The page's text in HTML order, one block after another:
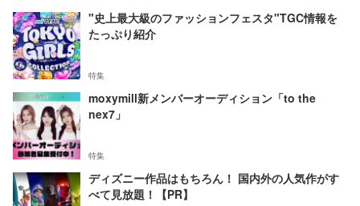
"史上最大級のファッションフェスタ"TGC情報を
たっぷり紹介
特集
moxymill新メンバーオーディション「to the
nex7」
特集
ディズニー作品はもちろん！ 国内外の人気作がす
べて見放題！【PR】